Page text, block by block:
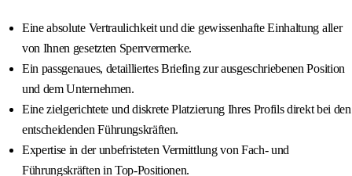
Eine absolute Vertraulichkeit und die gewissenhafte Einhaltung aller
von Ihnen gesetzten Sperrvermerke.
Ein passgenaues, detailliertes Briefing zur ausgeschriebenen Position
und dem Unternehmen.
Eine zielgerichtete und diskrete Platzierung Ihres Profils direkt bei den
entscheidenden Führungskräften.
Expertise in der unbefristeten Vermittlung von Fach- und
Führungskräften in Top-Positionen.